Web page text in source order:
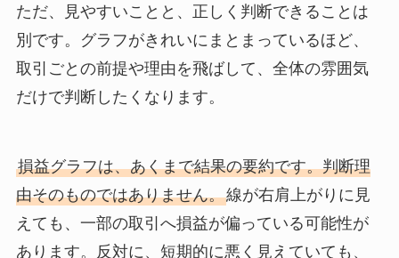
ただ、見やすいことと、正しく判断できることは
別です。グラフがきれいにまとまっているほど、
取引ごとの前提や理由を飛ばして、全体の雰囲気
だけで判断したくなります。
損益グラフは、あくまで結果の要約です。判断理
由そのものではありません。線が右肩上がりに見
えても、一部の取引へ損益が偏っている可能性が
あります。反対に、短期的に悪く見えていても、